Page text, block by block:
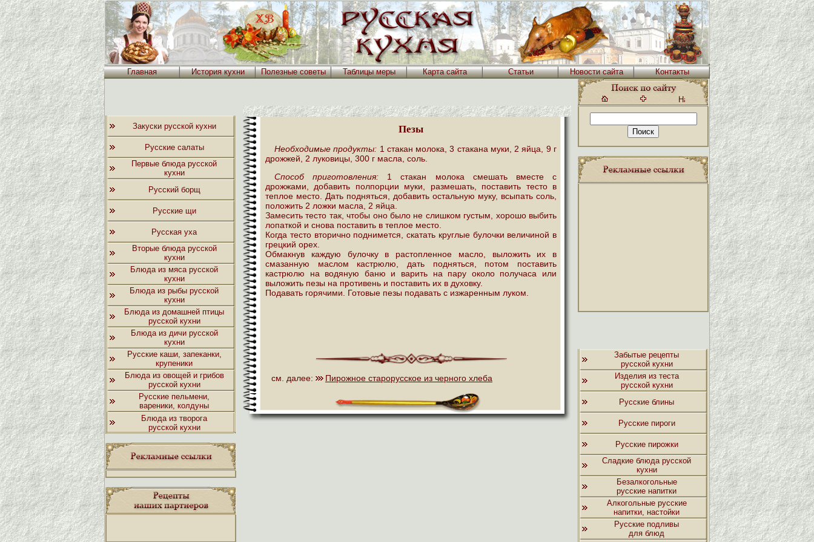
Главная История кухни Полезные советы Таблицы меры Карта сайта Статьи Новости сайта Контакты
Закуски русской кухни
Русские салаты
Первые блюда русской
кухни
Русский борщ
Русские щи
Русская уха
Вторые блюда русской
кухни
Блюда из мяса русской
кухни
Блюда из рыбы русской
кухни
Блюда из домашней птицы
русской кухни
Блюда из дичи русской
кухни
Русские каши, запеканки,
крупеники
Блюда из овощей и грибов
русской кухни
Русские пельмени,
вареники, колдуны
Блюда из творога
русской кухни
Пезы
Необходимые продукты: 1 стакан молока, 3 стакана муки, 2 яйца, 9 г
дрожжей, 2 луковицы, 300 г масла, соль.
Способ приготовления: 1 стакан молока смешать вместе с
дрожжами, добавить полпорции муки, размешать, поставить тесто в
теплое место. Дать подняться, добавить остальную муку, всыпать соль,
положить 2 ложки масла, 2 яйца.
Замесить тесто так, чтобы оно было не слишком густым, хорошо выбить
лопаткой и снова поставить в теплое место.
Когда тесто вторично поднимется, скатать круглые булочки величиной в
грецкий орех.
Обмакнув каждую булочку в растопленное масло, выложить их в
смазанную маслом кастрюлю, дать подняться, потом поставить
кастрюлю на водяную баню и варить на пару около получаса или
выложить пезы на противень и поставить их в духовку.
Подавать горячими. Готовые пезы подавать с изжаренным луком.
см. далее: Пирожное старорусское из черного хлеба
Забытые рецепты
русской кухни
Изделия из теста
русской кухни
Русские блины
Русские пироги
Русские пирожки
Сладкие блюда русской
кухни
Безалкогольные
русские напитки
Алкогольные русские
напитки, настойки
Русские подливы
для блюд